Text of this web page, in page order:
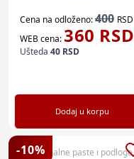
Cena na odloženo:400 RSD
WEB cena:360 RSD
Ušteda 40 RSD
Dodaj u korpu
-10%
Termalne paste i podloge